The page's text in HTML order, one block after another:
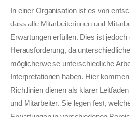
In einer Organisation ist es von
dass alle Mitarbeiterinnen und
Erwartungen erfüllen. Dies ist jedoch
Herausforderung, da
möglicherweise unterschiedliche
Interpretationen haben. Hier
Richtlinien dienen als klarer
und Mitarbeiter. Sie legen fest,